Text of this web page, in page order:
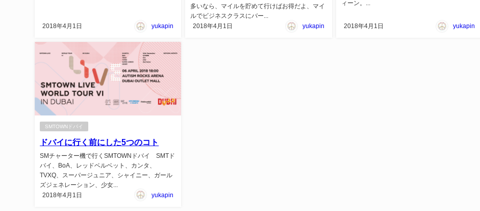
2018年4月1日 yukapin
多いなら、マイルを貯めて行けばお得だよ、マイ
ルでビジネスクラスにバー...
2018年4月1日
yukapin
ィーン。...
2018年4月1日 yukapin
SMTOWNドバイ
ドバイに行く前にした5つのコト
SMチャーター機で行くSMTOWNドバイ SMTド
バイ、BoA、レッドベルベット、カンタ、
TVXQ、スーパージュニア、シャイニー、ガール
ズジェネレーション、少女...
2018年4月1日
yukapin